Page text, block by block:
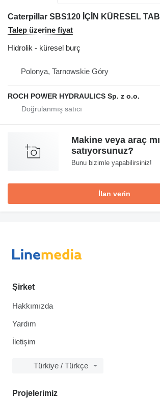
Talep üzerine fiyat
Hidrolik - küresel burç
Polonya, Tarnowskie Góry
ROCH POWER HYDRAULICS Sp. z o.o.
Makine veya araç mı
satıyorsunuz?
Bunu bizimle yapabilirsiniz!
İlan verin
Şirket
Hakkımızda
Yardım
İletişim
Türkiye / Türkçe
Projelerimiz